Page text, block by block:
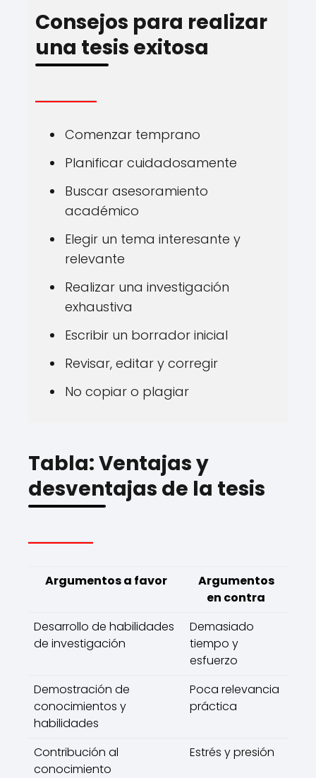
Consejos para realizar
una tesis exitosa
Comenzar temprano
Planificar cuidadosamente
Buscar asesoramiento
académico
Elegir un tema interesante y
relevante
Realizar una investigación
exhaustiva
Escribir un borrador inicial
Revisar, editar y corregir
No copiar o plagiar
Tabla: Ventajas y
desventajas de la tesis
Argumentos a favor
Argumentos
en contra
Desarrollo de habilidades
de investigación
Demasiado
tiempo y
esfuerzo
Demostración de
conocimientos y
habilidades
Poca relevancia
práctica
Contribución al
conocimiento
Estrés y presión